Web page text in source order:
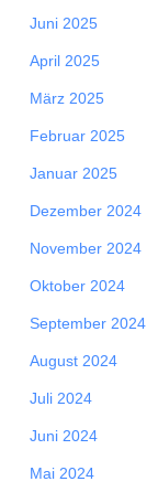
Juni 2025
April 2025
März 2025
Februar 2025
Januar 2025
Dezember 2024
November 2024
Oktober 2024
September 2024
August 2024
Juli 2024
Juni 2024
Mai 2024